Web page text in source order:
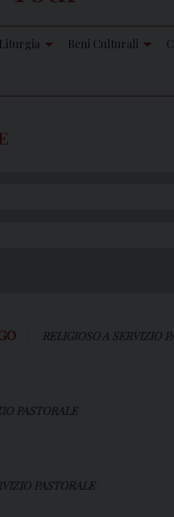
Liturgia Beni Culturali
RELIGIOSO A SERVIZIO
PASTORALE
PASTORALE